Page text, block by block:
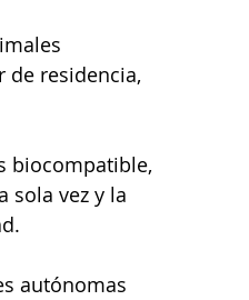
de residencia,
biocompatible,
sola vez y la
autónomas